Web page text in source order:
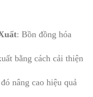
: Bồn đồng hóa
bằng cách cải thiện
nâng cao hiệu quả